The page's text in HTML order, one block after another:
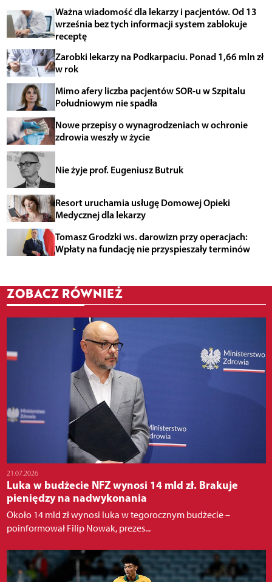
Ważna wiadomość dla lekarzy i pacjentów. Od 13
września bez tych informacji system zablokuje
receptę
Zarobki lekarzy na Podkarpaciu. Ponad 1,66 mln zł
w rok
Mimo afery liczba pacjentów SOR-u w Szpitalu
Południowym nie spadła
Nowe przepisy o wynagrodzeniach w ochronie
zdrowia weszły w życie
Nie żyje prof. Eugeniusz Butruk
Resort uruchamia usługę Domowej Opieki
Medycznej dla lekarzy
Tomasz Grodzki ws. darowizn przy operacjach:
Wpłaty na fundację nie przyspieszały terminów
ZOBACZ RÓWNIEŻ
21.07.2026
Luka w budżecie NFZ wynosi 14 mld zł. Brakuje
pieniędzy na nadwykonania
Około 14 mld zł wynosi luka w tegorocznym budżecie –
poinformował Filip Nowak, prezes...